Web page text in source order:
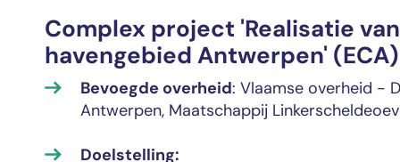
Complex project 'Realisatie
havengebied Antwerpen' (ECA)
Bevoegde overheid: Vlaamse overheid -
Antwerpen, Maatschappij
Doelstelling: